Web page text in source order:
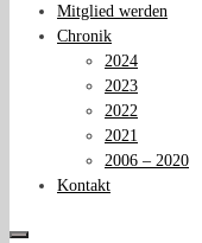
Mitglied werden
Chronik
2024
2023
2022
2021
2006 – 2020
Kontakt